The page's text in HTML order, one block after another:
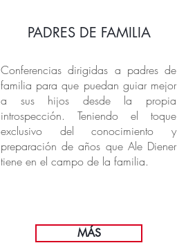
PADRES DE FAMILIA
Conferencias dirigidas a padres de
familia para que puedan guiar mejor
a sus hijos desde la propia
introspección. Teniendo el toque
exclusivo del conocimiento y
preparación de años que Ale Diener
tiene en el campo de la familia.
MÁS